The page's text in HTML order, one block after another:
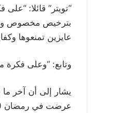
“تويتر” قائلا:
بترخيص مخصوص
عايزين تمنعوها
وتابع: “وعلى
يشار إلى أن آخر ما
عرضت في رمضان 2020 وشاركه فيها الفنان بهاء سلطان، وحققا بها نجاحاً كبيراً.